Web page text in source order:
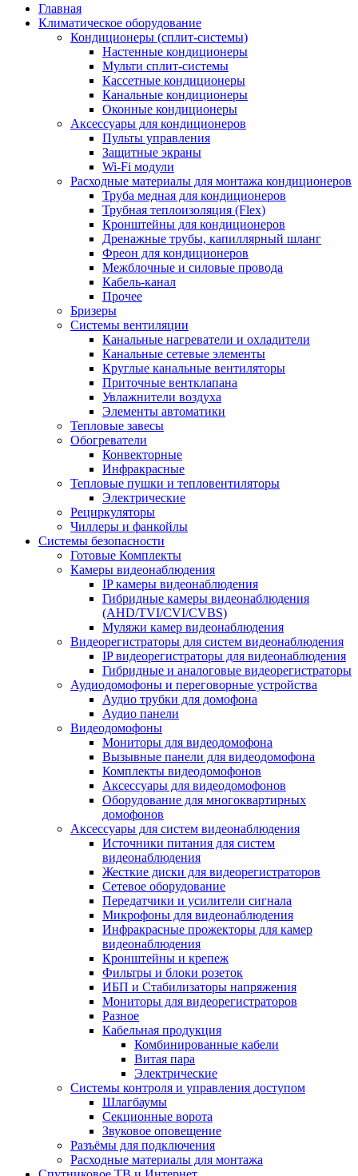
Главная
Климатическое оборудование
Кондиционеры (сплит-системы)
Настенные кондиционеры
Мульти сплит-системы
Кассетные кондиционеры
Канальные кондиционеры
Оконные кондиционеры
Аксессуары для кондиционеров
Пульты управления
Защитные экраны
Wi-Fi модули
Расходные материалы для монтажа кондиционеров
Труба медная для кондиционеров
Трубная теплоизоляция (Flex)
Кронштейны для кондиционеров
Дренажные трубы, капиллярный шланг
Фреон для кондиционеров
Межблочные и силовые провода
Кабель-канал
Прочее
Бризеры
Системы вентиляции
Канальные нагреватели и охладители
Канальные сетевые элементы
Круглые канальные вентиляторы
Приточные вентклапана
Увлажнители воздуха
Элементы автоматики
Тепловые завесы
Обогреватели
Конвекторные
Инфракрасные
Тепловые пушки и тепловентиляторы
Электрические
Рециркуляторы
Чиллеры и фанкойлы
Системы безопасности
Готовые Комплекты
Камеры видеонаблюдения
IP камеры видеонаблюдения
Гибридные камеры видеонаблюдения
(AHD/TVI/CVI/CVBS)
Муляжи камер видеонаблюдения
Видеорегистраторы для систем видеонаблюдения
IP видеорегистраторы для видеонаблюдения
Гибридные и аналоговые видеорегистраторы
Аудиодомофоны и переговорные устройства
Аудио трубки для домофона
Аудио панели
Видеодомофоны
Мониторы для видеодомофона
Вызывные панели для видеодомофона
Комплекты видеодомофонов
Аксессуары для видеодомофонов
Оборудование для многоквартирных
домофонов
Аксессуары для систем видеонаблюдения
Источники питания для систем
видеонаблюдения
Жесткие диски для видеорегистраторов
Сетевое оборудование
Передатчики и усилители сигнала
Микрофоны для видеонаблюдения
Инфракрасные прожекторы для камер
видеонаблюдения
Кронштейны и крепеж
Фильтры и блоки розеток
ИБП и Стабилизаторы напряжения
Мониторы для видеорегистраторов
Разное
Кабельная продукция
Комбинированные кабели
Витая пара
Электрические
Системы контроля и управления доступом
Шлагбаумы
Секционные ворота
Звуковое оповещение
Разъёмы для подключения
Расходные материалы для монтажа